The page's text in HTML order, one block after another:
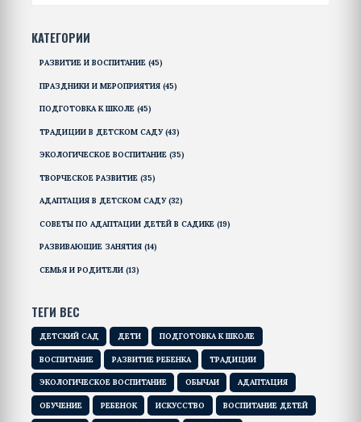
КАТЕГОРИИ
РАЗВИТИЕ И ВОСПИТАНИЕ (45)
ПРАЗДНИКИ И МЕРОПРИЯТИЯ (45)
ПОДГОТОВКА К ШКОЛЕ (45)
ТРАДИЦИИ В ДЕТСКОМ САДУ(43)
ЭКОЛОГИЧЕСКОЕ ВОСПИТАНИЕ (35)
ТВОРЧЕСКОЕ РАЗВИТИЕ (35)
АДАПТАЦИЯ В ДЕТСКОМ САДУ(32)
СОВЕТЫ ПО АДАПТАЦИИ ДЕТЕЙ В САДИКЕ (19)
РАЗВИВАЮЩИЕ ЗАНЯТИЯ (14)
СЕМЬЯ И РОДИТЕЛИ (13)
ТЕГИ ВЕС
ДЕТСКИЙ САД ДЕТИ ПОДГОТОВКА К ШКОЛЕ
ВОСПИТАНИЕ РАЗВИТИЕ РЕБЕНКА ТРАДИЦИИ
ЭКОЛОГИЧЕСКОЕ ВОСПИТАНИЕ ОБЫЧАИ АДАПТАЦИЯ
ОБУЧЕНИЕ РЕБЕНОК ИСКУССТВО ВОСПИТАНИЕ ДЕТЕЙ